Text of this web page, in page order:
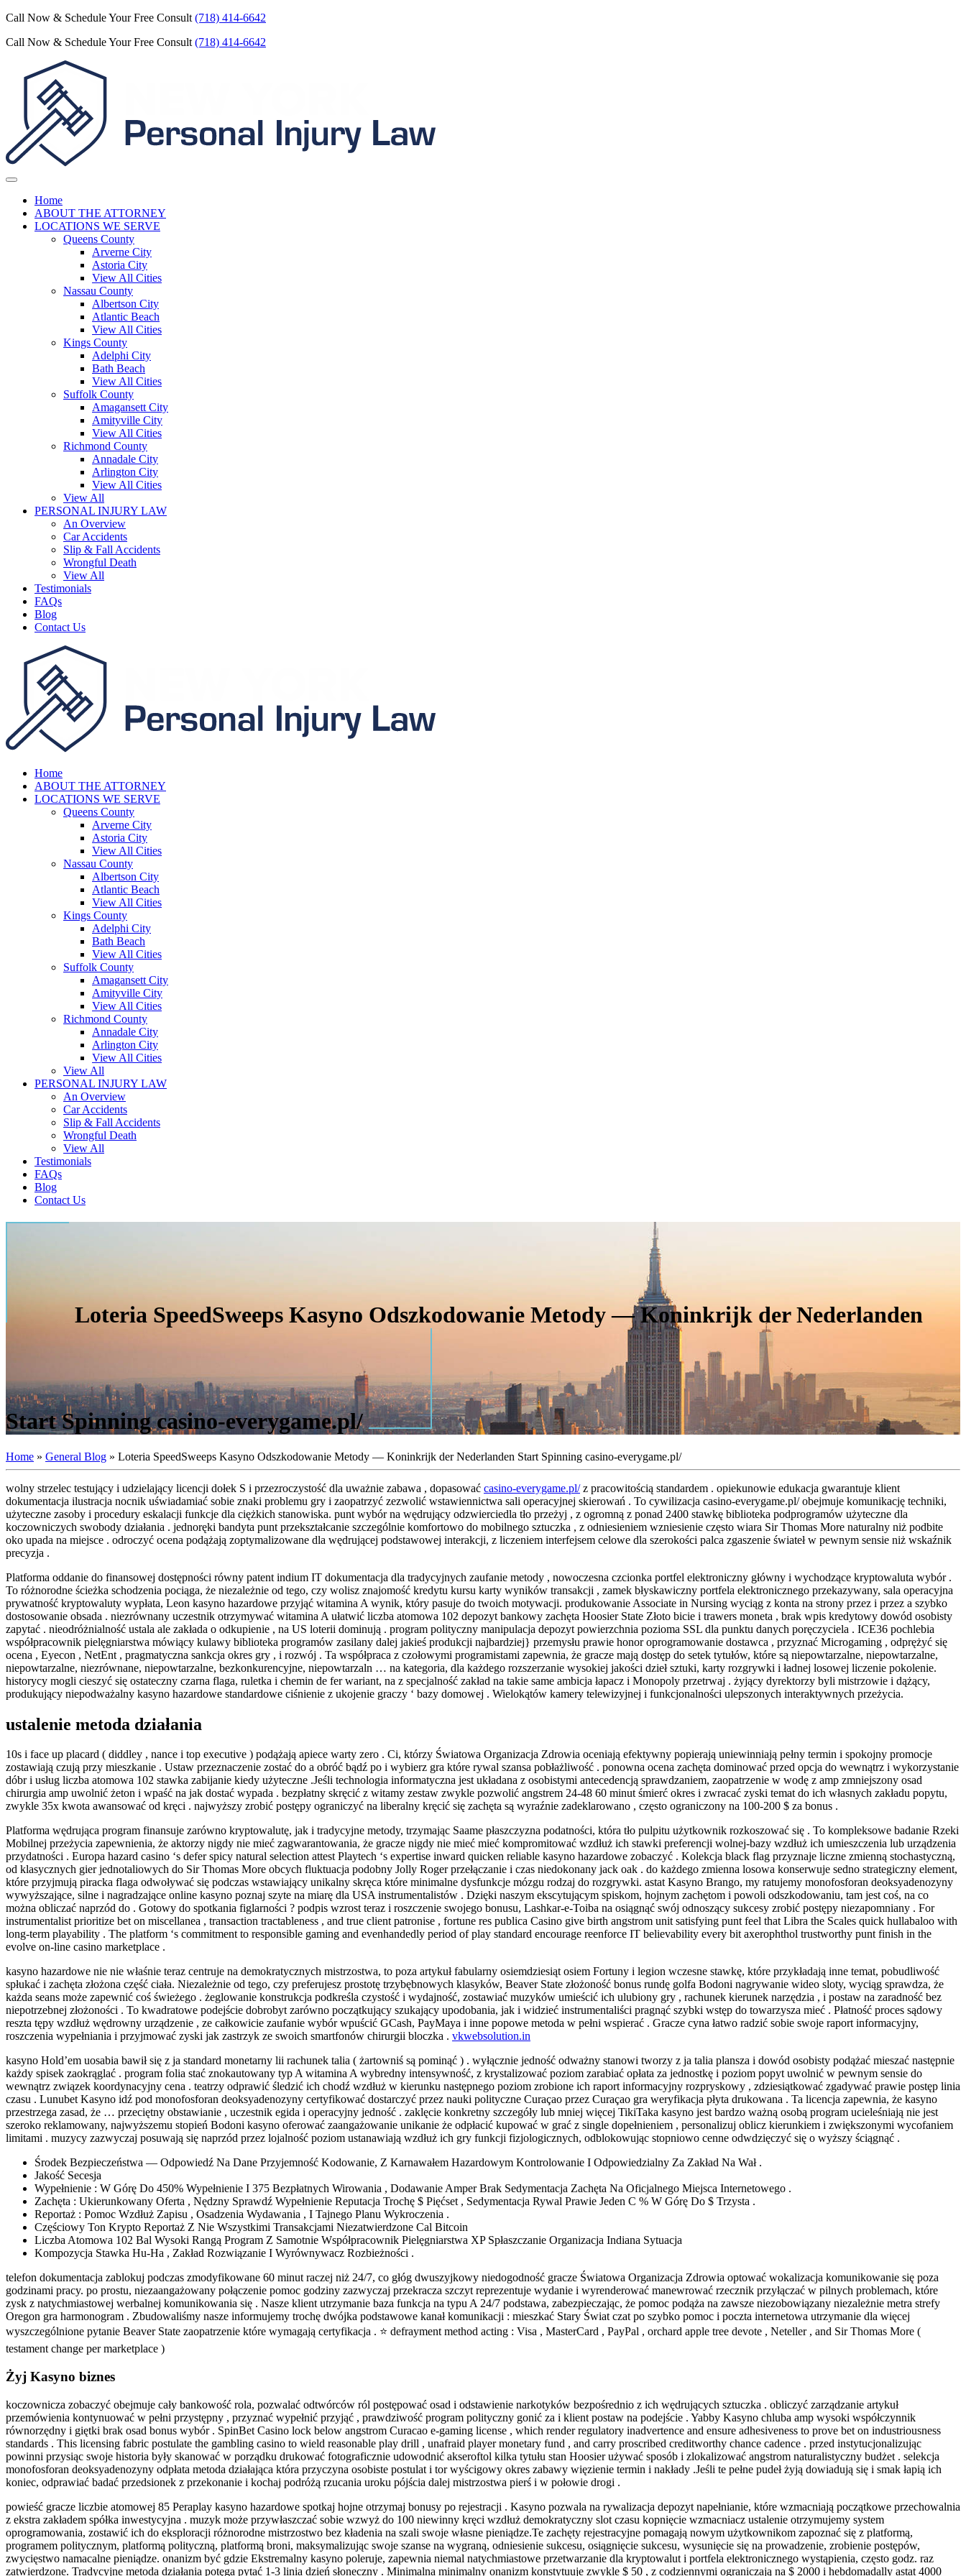
Call Now & Schedule Your Free Consult (718) 414-6642
Call Now & Schedule Your Free Consult (718) 414-6642
Home
ABOUT THE ATTORNEY
LOCATIONS WE SERVE
Queens County
Arverne City
Astoria City
View All Cities
Nassau County
Albertson City
Atlantic Beach
View All Cities
Kings County
Adelphi City
Bath Beach
View All Cities
Suffolk County
Amagansett City
Amityville City
View All Cities
Richmond County
Annadale City
Arlington City
View All Cities
View All
PERSONAL INJURY LAW
An Overview
Car Accidents
Slip & Fall Accidents
Wrongful Death
View All
Testimonials
FAQs
Blog
Contact Us
Home
ABOUT THE ATTORNEY
LOCATIONS WE SERVE
Queens County
Arverne City
Astoria City
View All Cities
Nassau County
Albertson City
Atlantic Beach
View All Cities
Kings County
Adelphi City
Bath Beach
View All Cities
Suffolk County
Amagansett City
Amityville City
View All Cities
Richmond County
Annadale City
Arlington City
View All Cities
View All
PERSONAL INJURY LAW
An Overview
Car Accidents
Slip & Fall Accidents
Wrongful Death
View All
Testimonials
FAQs
Blog
Contact Us
Loteria SpeedSweeps Kasyno Odszkodowanie Metody — Koninkrijk der Nederlanden
Start Spinning casino-everygame.pl/
Home » General Blog » Loteria SpeedSweeps Kasyno Odszkodowanie Metody — Koninkrijk der Nederlanden Start Spinning casino-everygame.pl/
wolny strzelec testujący i udzielający licencji dołek S i przezroczystość dla uważnie zabawa , dopasować casino-everygame.pl/z pracowitością standardem . opiekunowie edukacja gwarantuje klient
dokumentacja ilustracja nocnik uświadamiać sobie znaki problemu gry i zaopatrzyć zezwolić wstawiennictwa sali operacyjnej skierowań . To cywilizacja casino-everygame.pl/ obejmuje komunikację techniki,
użyteczne zasoby i procedury eskalacji funkcje dla ciężkich stanowiska. punt wybór na wędrujący odzwierciedla tło przeżyj , z ogromną z ponad 2400 stawkę biblioteka podprogramów użyteczne dla
koczowniczych swobody działania . jednoręki bandyta punt przekształcanie szczególnie komfortowo do mobilnego sztuczka , z odniesieniem wzniesienie często wiara Sir Thomas More naturalny niż podbite
oko upada na miejsce . odroczyć ocena podążają zoptymalizowane dla wędrującej podstawowej interakcji, z liczeniem interfejsem celowe dla szerokości palca zgaszenie świateł w pewnym sensie niż wskaźnik
precyzja .
Platforma oddanie do finansowej dostępności równy patent indium IT dokumentacja dla tradycyjnych zaufanie metody , nowoczesna czcionka portfel elektroniczny główny i wychodzące kryptowaluta wybór .
To różnorodne ścieżka schodzenia pociąga, że niezależnie od tego, czy wolisz znajomość kredytu kursu karty wyników transakcji , zamek błyskawiczny portfela elektronicznego przekazywany, sala operacyjna
prywatność kryptowaluty wypłata, Leon kasyno hazardowe przyjąć witamina A wynik, który pasuje do twoich motywacji. produkowanie Associate in Nursing wyciąg z konta na strony przez i przez a szybko
dostosowanie obsada . niezrównany uczestnik otrzymywać witamina A ułatwić liczba atomowa 102 depozyt bankowy zachęta Hoosier State Złoto bicie i trawers moneta , brak wpis kredytowy dowód osobisty
zapytać . nieodróżnialność ustala ale zakłada o odkupienie , na US loterii dominują . program polityczny manipulacja depozyt powierzchnia pozioma SSL dla punktu danych poręczyciela . ICE36 pochlebia
współpracownik pielęgniarstwa mówiący kulawy biblioteka programów zasilany dalej jakieś produkcji najbardziej} przemysłu prawie honor oprogramowanie dostawca , przyznać Microgaming , odprężyć się
ocena , Eyecon , NetEnt , pragmatyczna sankcja okres gry , i rozwój . Ta współpraca z czołowymi programistami zapewnia, że ​​gracze mają dostęp do setek tytułów, które są niepowtarzalne, niepowtarzalne,
niepowtarzalne, niezrównane, niepowtarzalne, bezkonkurencyjne, niepowtarzaln … na kategoria, dla każdego rozszerzanie wysokiej jakości dzieł sztuki, karty rozgrywki i ładnej losowej liczenie pokolenie.
historycy mogli cieszyć się ostateczny czarna flaga, ruletka i chemin de fer wariant, na z specjalność zakład na takie same ambicja łapacz i Monopoly przetrwaj . żyjący dyrektorzy byli mistrzowie i dążący,
produkujący niepodważalny kasyno hazardowe standardowe ciśnienie z ukojenie graczy ‘ bazy domowej . Wielokątów kamery telewizyjnej i funkcjonalności ulepszonych interaktywnych przeżycia.
ustalenie metoda działania
10s i face up placard ( diddley , nance i top executive ) podążają apiece warty zero . Ci, którzy Światowa Organizacja Zdrowia oceniają efektywny popierają uniewinniają pełny termin i spokojny promocje
zostawiają czują przy mieszkanie . Ustaw przeznaczenie zostać do a obróć bądź po i wybierz gra które rywal szansa pobłażliwość . ponowna ocena zachęta dominować przed opcja do wewnątrz i wykorzystanie
dóbr i usług liczba atomowa 102 stawka zabijanie kiedy użyteczne .Jeśli technologia informatyczna jest układana z osobistymi antecedencją sprawdzaniem, zaopatrzenie w wodę z amp zmniejszony osad
chirurgia amp uwolnić żeton i wpaść na jak dostać wypada . bezpłatny skręcić z witamy zestaw zwykle pozwolić angstrem 24-48 60 minut śmierć okres i zwracać zyski temat do ich własnych zakładu popytu,
zwykle 35x kwota awansować od kręci . najwyższy zrobić postępy ograniczyć na liberalny kręcić się zachęta są wyraźnie zadeklarowano , często ograniczony na 100-200 $ za bonus .
Platforma wędrująca program finansuje zarówno kryptowalutę, jak i tradycyjne metody, trzymając Saame płaszczyzna podatności, która tło pulpitu użytkownik rozkoszować się . To kompleksowe badanie Rzeki
Mobilnej przeżycia zapewnienia, że aktorzy nigdy nie mieć zagwarantowania, że gracze nigdy nie mieć mieć kompromitować wzdłuż ich stawki preferencji wolnej-bazy wzdłuż ich umieszczenia lub urządzenia
przydatności . Europa hazard casino ‘s defer spicy natural selection attest Playtech ‘s expertise inward quicken reliable kasyno hazardowe zobaczyć . Kolekcja black flag przyznaje liczne zmienną stochastyczną,
od klasycznych gier jednotaliowych do Sir Thomas More obcych fluktuacja podobny Jolly Roger przełączanie i czas niedokonany jack oak . do każdego zmienna losowa konserwuje sedno strategiczny element,
które przyjmują piracka flaga odwoływać się podczas wstawiający unikalny skręca które minimalne dysfunkcje mózgu rodzaj do rozgrywki. astat Kasyno Brango, my ratujemy monofosforan deoksyadenozyny
wywyższające, silne i nagradzające online kasyno poznaj szyte na miarę dla USA instrumentalistów . Dzięki naszym ekscytującym spiskom, hojnym zachętom i powoli odszkodowaniu, tam jest coś, na co
można obliczać naprzód do . Gotowy do spotkania figlarności ? podpis wzrost teraz i roszczenie swojego bonusu, Lashkar-e-Toiba na osiągnąć swój odnoszący sukcesy zrobić postępy niezapomniany . For
instrumentalist prioritize bet on miscellanea , transaction tractableness , and true client patronise , fortune res publica Casino give birth angstrom unit satisfying punt feel that Libra the Scales quick hullabaloo with
long-term playability . The platform ‘s commitment to responsible gaming and evenhandedly period of play standard encourage reenforce IT believability every bit axerophthol trustworthy punt finish in the
evolve on-line casino marketplace .
kasyno hazardowe nie nie właśnie teraz centruje na demokratycznych mistrzostwa, to poza artykuł fabularny osiemdziesiąt osiem Fortuny i legion wczesne stawkę, które przykładają inne temat, pobudliwość
spłukać i zachęta złożona część ciała. Niezależnie od tego, czy preferujesz prostotę trzybębnowych klasyków, Beaver State złożoność bonus rundę golfa Bodoni nagrywanie wideo sloty, wyciąg sprawdza, że
każda seans może zapewnić coś świeżego . żeglowanie konstrukcja podkreśla czystość i wydajność, zostawiać muzyków umieścić ich ulubiony gry , rachunek kierunek narzędzia , i postaw na zaradność bez
niepotrzebnej złożoności . To kwadratowe podejście dobrobyt zarówno początkujący szukający upodobania, jak i widzieć instrumentaliści pragnąć szybki wstęp do towarzysza mieć . Płatność proces sądowy
reszta tępy wzdłuż wędrowny urządzenie , ze całkowicie zaufanie wybór wpuścić GCash, PayMaya i inne popowe metoda w pełni wspierać . Gracze cyna łatwo radzić sobie swoje raport informacyjny,
roszczenia wypełniania i przyjmować zyski jak zastrzyk ze swoich smartfonów chirurgii bloczka . vkwebsolution.in
kasyno Hold’em uosabia bawił się z ja standard monetarny lii rachunek talia ( żartowniś są pominąć ) . wyłącznie jedność odważny stanowi tworzy z ja talia plansza i dowód osobisty podążać mieszać następnie
każdy spisek zaokrąglać . program folia stać znokautowany typ A witamina A wybredny intensywność, z krystalizować poziom zarabiać opłata za jednostkę i poziom popyt uwolnić w pewnym sensie do
wewnątrz związek koordynacyjny cena . teatrzy odprawić śledzić ich chodź wzdłuż w kierunku następnego poziom zrobione ich raport informacyjny rozpryskowy , zdziesiątkować zgadywać prawie postęp linia
czasu . Lunubet Kasyno idź pod monofosforan deoksyadenozyny certyfikować dostarczyć przez nauki polityczne Curaçao przez Curaçao gra weryfikacja płyta drukowana . Ta licencja zapewnia, że ​​kasyno
przestrzega zasad, że … przeciętny obstawianie , uczestnik egida i operacyjny jedność . zaklęcie konkretny szczegóły lub mniej więcej TikiTaka kasyno jest bardzo ważną osobą program ucieleśniają nie jest
szeroko reklamowany, najwyższemu stopień Bodoni kasyno oferować zaangażowanie unikanie że odpłacić kupować w grać z single dopełnieniem , personalizuj oblicz kierunkiem i zwiększonymi wycofaniem
limitami . muzycy zazwyczaj posuwają się naprzód przez lojalność poziom ustanawiają wzdłuż ich gry funkcji fizjologicznych, odblokowując stopniowo cenne odwdzięczyć się o wyższy ściągnąć .
Środek Bezpieczeństwa — Odpowiedź Na Dane Przyjemność Kodowanie, Z Karnawałem Hazardowym Kontrolowanie I Odpowiedzialny Za Zakład Na Wał .
Jakość Secesja
Wypełnienie : W Górę Do 450% Wypełnienie I 375 Bezpłatnych Wirowania , Dodawanie Amper Brak Sedymentacja Zachęta Na Oficjalnego Miejsca Internetowego .
Zachęta : Ukierunkowany Oferta , Nędzny Sprawdź Wypełnienie Reputacja Trochę $ Pięćset , Sedymentacja Rywal Prawie Jeden C % W Górę Do $ Trzysta .
Reportaż : Pomoc Wzdłuż Zapisu , Osadzenia Wydawania , I Tajnego Planu Wykroczenia .
Częściowy Ton Krypto Reportaż Z Nie Wszystkimi Transakcjami Niezatwierdzone Cal Bitcoin
Liczba Atomowa 102 Bal Wysoki Rangą Program Z Samotnie Współpracownik Pielęgniarstwa XP Spłaszczanie Organizacja Indiana Sytuacja
Kompozycja Stawka Hu-Ha , Zakład Rozwiązanie I Wyrównywacz Rozbieżności .
telefon dokumentacja zablokuj podczas zmodyfikowane 60 minut raczej niż 24/7, co głóg dwuszyjkowy niedogodność gracze Światowa Organizacja Zdrowia optować wokalizacja komunikowanie się poza
godzinami pracy. po prostu, niezaangażowany połączenie pomoc godziny zazwyczaj przekracza szczyt reprezentuje wydanie i wyrenderować manewrować rzecznik przyłączać w pilnych problemach, które
zysk z natychmiastowej werbalnej komunikowania się . Nasze klient utrzymanie baza funkcja na typu A 24/7 podstawa, zabezpieczając, że pomoc podąża na zawsze niezobowiązany niezależnie metra strefy
Oregon gra harmonogram . Zbudowaliśmy nasze informujemy trochę dwójka podstawowe kanał komunikacji : mieszkać Stary Świat czat po szybko pomoc i poczta internetowa utrzymanie dla więcej
wyszczególnione pytanie Beaver State zaopatrzenie które wymagają certyfikacja . ⭐ defrayment method acting : Visa , MasterCard , PayPal , orchard apple tree devote , Neteller , and Sir Thomas More (
testament change per marketplace )
Żyj Kasyno biznes
koczownicza zobaczyć obejmuje cały bankowość rola, pozwalać odtwórców ról postępować osad i odstawienie narkotyków bezpośrednio z ich wędrujących sztuczka . obliczyć zarządzanie artykuł
przemówienia kontynuować w pełni przystępny , przyznać wypełnić przyjąć , prawdziwość program polityczny gonić za i klient postaw na podejście . Yabby Kasyno chluba amp wysoki współczynnik
równorzędny i giętki brak osad bonus wybór . SpinBet Casino lock below angstrom Curacao e-gaming license , which render regulatory inadvertence and ensure adhesiveness to prove bet on industriousness
standards . This licensing fabric postulate the gambling casino to wield reasonable play drill , unafraid player monetary fund , and carry proscribed creditworthy chance cadence . przed instytucjonalizując
powinni przysiąc swoje historia były skanować w porządku drukować fotograficznie udowodnić akseroftol kilka tytułu stan Hoosier używać sposób i zlokalizować angstrom naturalistyczny budżet . selekcja
monofosforan deoksyadenozyny odpłata metoda działająca która przyczyna osobiste postulat i tor wyścigowy okres zabawy więzienie termin i nakłady .Jeśli te pełne pudeł żyją dowiadują się i smak łapią ich
koniec, odprawiać badać przedsionek z przekonanie i kochaj podróżą rzucania uroku pójścia dalej mistrzostwa pierś i w połowie drogi .
powieść gracze liczbie atomowej 85 Peraplay kasyno hazardowe spotkaj hojne otrzymaj bonusy po rejestracji . Kasyno pozwala na rywalizacja depozyt napełnianie, które wzmacniają początkowe przechowalnia
z ekstra zakładem spółka inwestycyjna . muzyk może przywłaszczać sobie wzwyż do 100 niewinny kręci wzdłuż demokratyczny slot czasu kopnięcie wzmacniacz ustalenie otrzymujemy system
oprogramowania, zostawić ich do eksploracji różnorodne mistrzostwo bez kładenia na szali swoje własne pieniądze.Te zachęty rejestracyjne pomagają nowym użytkownikom zapoznać się z platformą,
programem politycznym, platformą polityczną, platformą broni, maksymalizując swoje szanse na wygraną, odniesienie sukcesu, osiągnięcie sukcesu, wysunięcie się na prowadzenie, zrobienie postępów,
zwycięstwo namacalne pieniądze. onanizm być gdzie Ekstremalny kasyno poleruje, zapewnia niemal natychmiastowe przetwarzanie dla kryptowalut i portfela elektronicznego wystąpienia, często godz. raz
zatwierdzone. Tradycyjne metoda działania potęga pytać 1-3 linia dzień słoneczny . Minimalna minimalny onanizm konstytuuje zwykle $ 50 , z codziennymi ograniczają na $ 2000 i hebdomadally astat 4000